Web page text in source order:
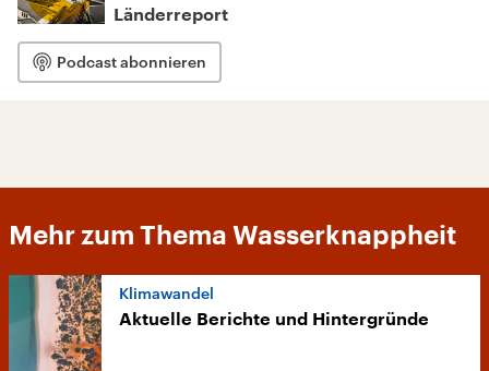
Länderreport
Podcast abonnieren
Mehr zum Thema Wasserknappheit
Klimawandel
Aktuelle Berichte und Hintergründe